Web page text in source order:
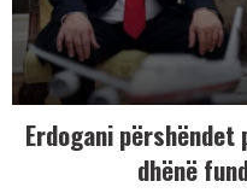
Erdogani
dhënë